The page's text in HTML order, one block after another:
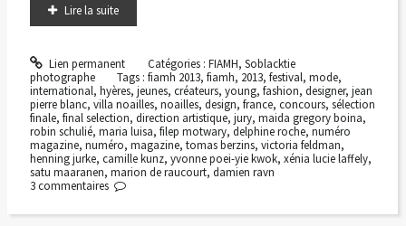
Lire la suite
Lien permanent Catégories : FIAMH, Soblacktie
photographe
Tags :fiamh 2013,fiamh, 2013,festival,mode,
international, hyères, jeunes, créateurs, young, fashion, designer, jean
pierre blanc, villa noailles, noailles, design, france, concours, sélection
finale, final selection, direction artistique, jury, maida gregory boina,
robin schulié, maria luisa, filep motwary, delphine roche, numéro
magazine, numéro, magazine, tomas berzins, victoria feldman,
henning jurke, camille kunz, yvonne poei-yie kwok, xénia lucie laffely,
satu maaranen, marion de raucourt, damien ravn
3 commentaires